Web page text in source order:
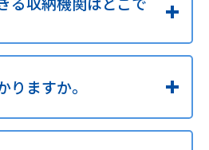
りますか。